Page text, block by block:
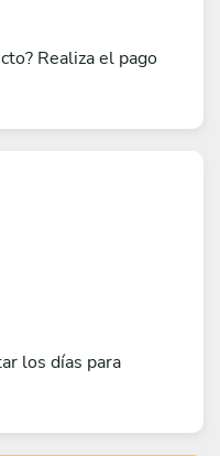
Realiza el pago
los días para